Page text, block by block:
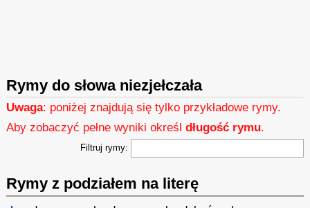
Rymy do słowa niezjełczała
Uwaga: poniżej znajdują się tylko przykładowe rymy.
Aby zobaczyć pełne wyniki określdługość rymu.
Filtruj rymy:
Rymy z podziałem na literę